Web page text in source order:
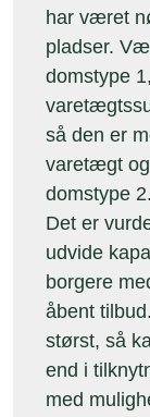
har været
pladser.
domstype
så den er
varetægt
domstype 2.
Det er
udvide
borgere
åbent
størst, så
end i
med